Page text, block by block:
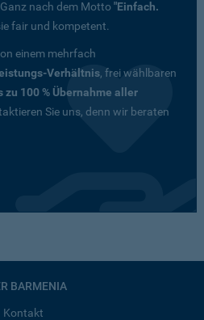
nach dem Motto"Einfach.
fair und kompetent.
einem mehrfach
Verhältnis, frei wählbaren
zu 100 % Übernahme aller
Sie uns, denn wir beraten
BARMENIA
Kontakt